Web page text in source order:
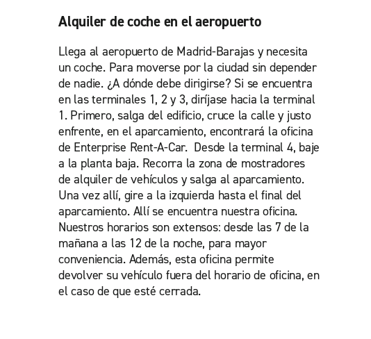
Alquiler de coche en el aeropuerto
Llega al aeropuerto de Madrid-Barajas y necesita
un coche. Para moverse por la ciudad sin depender
de nadie. ¿A dónde debe dirigirse? Si se encuentra
en las terminales 1, 2 y 3, diríjase hacia la terminal
1. Primero, salga del edificio, cruce la calle y justo
enfrente, en el aparcamiento, encontrará la oficina
de Enterprise Rent-A-Car. Desde la terminal 4, baje
a la planta baja. Recorra la zona de mostradores
de alquiler de vehículos y salga al aparcamiento.
Una vez allí, gire a la izquierda hasta el final del
aparcamiento. Allí se encuentra nuestra oficina.
Nuestros horarios son extensos: desde las 7 de la
mañana a las 12 de la noche, para mayor
conveniencia. Además, esta oficina permite
devolver su vehículo fuera del horario de oficina, en
el caso de que esté cerrada.